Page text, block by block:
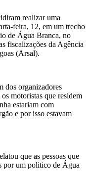
realizar uma
feira, 12, em um trecho
de Água Branca, no
fiscalizações da Agência
(Arsal).
dos organizadores
motoristas que residem
estariam com
e por isso estavam
que as pessoas que
por um político de Água